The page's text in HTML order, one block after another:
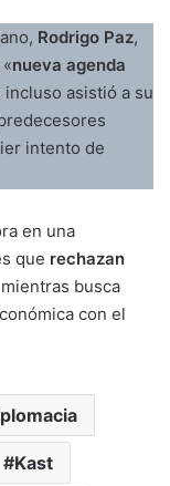
Rodrigo Paz,
nueva agenda
asistió a su
intento de
en una
que rechazan
busca
con el
Kast